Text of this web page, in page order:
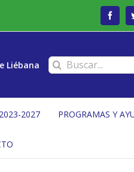
Liébana Buscar:
2027 PROGRAMAS Y